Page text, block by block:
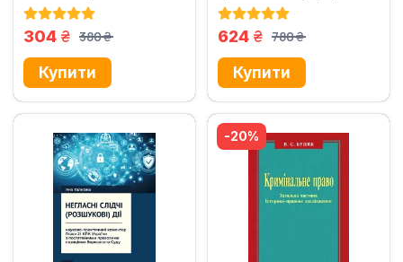
380
грн.
304 грн.
України
780
грн.
624 грн.
-20%